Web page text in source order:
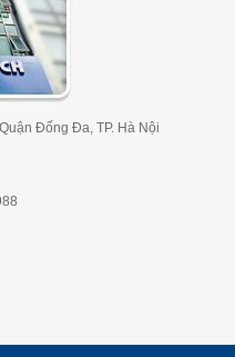
Đống Đa, TP. Hà Nội